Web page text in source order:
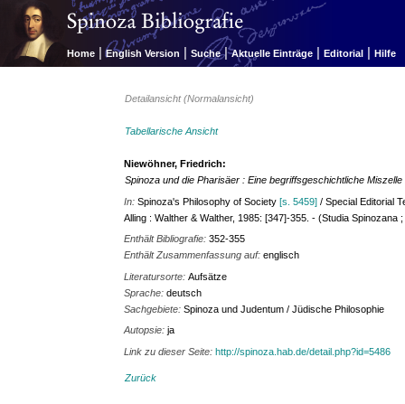
Home | English Version | Suche | Aktuelle Einträge | Editorial | Hilfe
Detailansicht (Normalansicht)
Tabellarische Ansicht
Niewöhner, Friedrich:
Spinoza und die Pharisäer : Eine begriffsgeschichtliche
In:Spinoza's Philosophy of Society[s. 5459] / Special Editorial
Alling : Walther & Walther, 1985: [347]-355. - (Studia Spinozana
Enthält Bibliografie:352-355
Enthält Zusammenfassung auf:englisch
Literatursorte:Aufsätze
Sprache:deutsch
Sachgebiete:Spinoza und Judentum / Jüdische Philosophie
Autopsie:ja
Link zu dieser Seite:http://spinoza.hab.de/detail.php?id=5486
Zurück